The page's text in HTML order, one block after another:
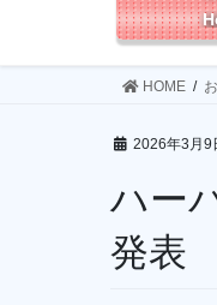
HOME
2026年3月9
ハー
発表